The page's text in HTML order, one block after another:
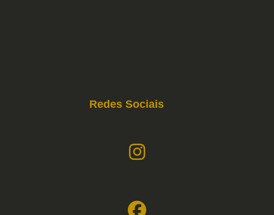
Redes Sociais